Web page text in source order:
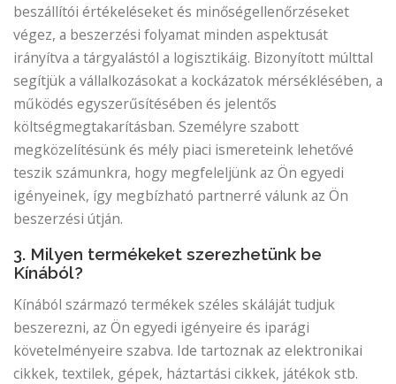
beszállítói értékeléseket és minőségellenőrzéseket
végez, a beszerzési folyamat minden aspektusát
irányítva a tárgyalástól a logisztikáig. Bizonyított múlttal
segítjük a vállalkozásokat a kockázatok mérséklésében, a
működés egyszerűsítésében és jelentős
költségmegtakarításban. Személyre szabott
megközelítésünk és mély piaci ismereteink lehetővé
teszik számunkra, hogy megfeleljünk az Ön egyedi
igényeinek, így megbízható partnerré válunk az Ön
beszerzési útján.
3. Milyen termékeket szerezhetünk be
Kínából?
Kínából származó termékek széles skáláját tudjuk
beszerezni, az Ön egyedi igényeire és iparági
követelményeire szabva. Ide tartoznak az elektronikai
cikkek, textilek, gépek, háztartási cikkek, játékok stb.